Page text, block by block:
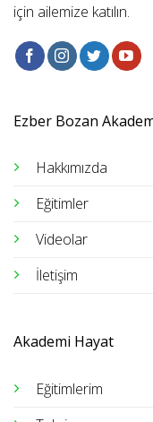
için ailemize katılın.
Ezber Bozan
Hakkımızda
Eğitimler
Videolar
İletişim
Akademi Hayat
Eğitimlerim